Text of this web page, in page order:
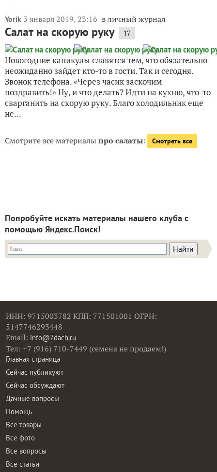
Yorik 3 января 2019, 23:16 в личный журнал
Салат на скорую руку 17
Новогодние каникулы славятся тем, что обязательно
неожиданно зайдет кто-то в гости. Так и сегодня.
Звонок телефона. «Через часик заскочим
поздравить!» Ну, и что делать? Идти на кухню, что-то
сварганить на скорую руку. Благо холодильник еще
не...
Смотрите все материалыпро салаты: Смотреть все
Попробуйте искать материалы нашего клуба с
помощью Яндекс.Поиск!
ИНН: 9715003782 КПП: 771501001 ОГРН:
5147746293448
Email: info@7dach.ru
Тел: +7 (916) 710-7449 (семена не продаем!)
Главная страница
Сейчас публикуют
Сейчас обсуждают
Дачные вопросы
Помощь
Все товары
Все фото
Все вопросы
Все статьи